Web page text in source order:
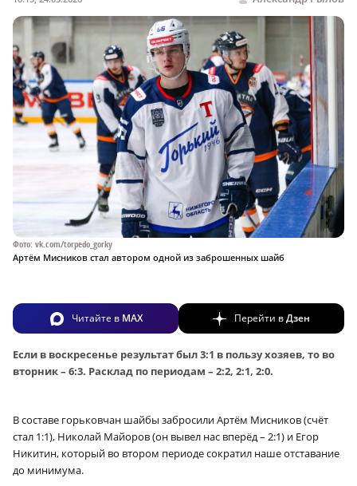
Фото: vk.com/torpedo_gorky
Артём Мисников стал автором одной из заброшенных шайб
Читайте в MAX Перейти вДзен
Если в воскресенье результат был 3:1 в пользу хозяев, то во
вторник – 6:3. Расклад по периодам – 2:2, 2:1, 2:0.
В составе горьковчан шайбы забросили Артём Мисников (счёт
стал 1:1), Николай Майоров (он вывел нас вперёд – 2:1) и Егор
Никитин, который во втором периоде сократил наше отставание
до минимума.